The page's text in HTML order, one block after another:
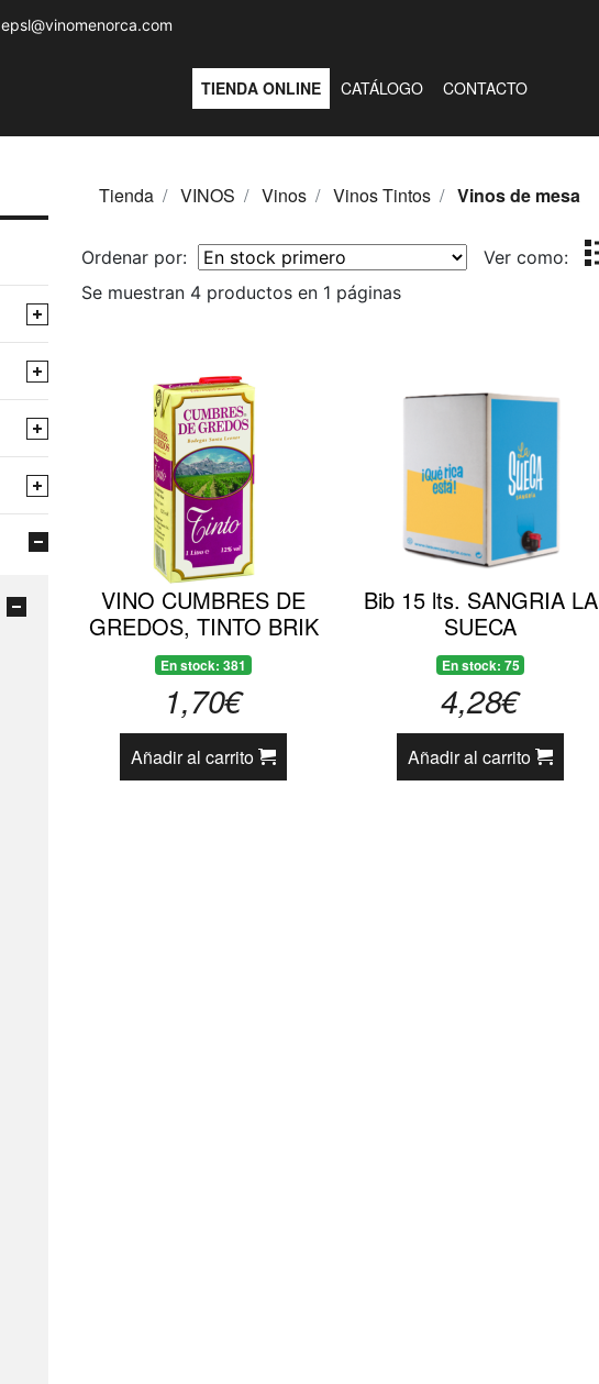
epsl@vinomenorca.com
TIENDA ONLINE CATÁLOGO CONTACTO
Tienda VINOS Vinos Vinos Tintos Vinos de mesa
Ordenar por: Ver como:
Se muestran 4 productos en 1 páginas
VINO CUMBRES DE
GREDOS, TINTO BRIK
En stock: 381
1,70€
Añadir al carrito
Bib 15 lts. SANGRIA LA
SUECA
En stock: 75
4,28€
Añadir al carrito